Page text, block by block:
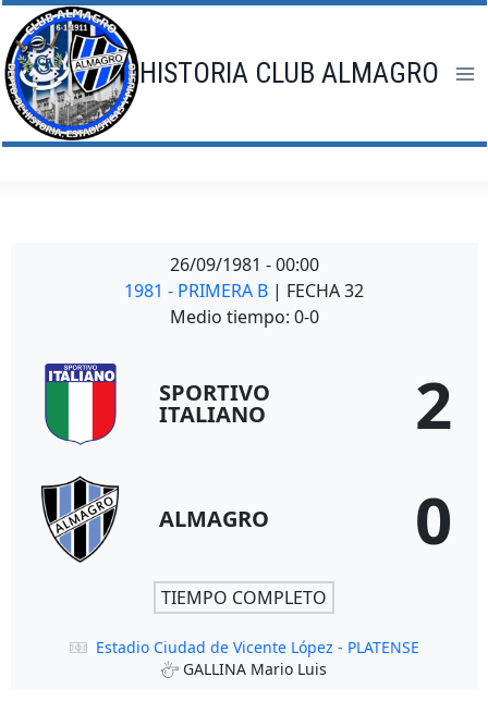
Saltar
al
contenido
HISTORIA CLUB ALMAGRO
26/09/1981 - 00:00
1981 - PRIMERA B | FECHA 32
Medio tiempo: 0-0
SPORTIVO
ITALIANO 2
ALMAGRO 0
TIEMPO COMPLETO
Estadio Ciudad de Vicente López - PLATENSE
GALLINA Mario Luis